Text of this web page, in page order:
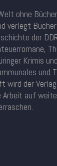
ohne
verlegt
der
Krimis
und
wird der
Arbeit auf